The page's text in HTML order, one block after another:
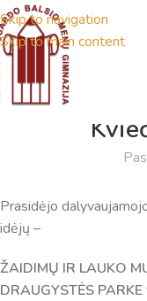
Skip to navigation
Skip to main content
Prasidėjo
idėjų –
ŽAIDIMŲ IR LAUKO
DRAUGYSTĖS PARKE